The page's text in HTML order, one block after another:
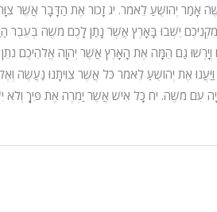
אָמַר יְהוֹשֻׁעַ לֵאמֹר. יגזָכוֹר אֶת הַדָּבָר אֲשֶׁר
יֵשְׁבוּ בָּאָרֶץ אֲשֶׁר נָתַן לָכֶם מֹשֶׁה בְּעֵבֶר
וְיָרְשׁוּ גַם הֵמָּה אֶת הָאָרֶץ אֲשֶׁר יְהוָה אֱלֹהֵיכֶם
וַיַּעֲנוּ אֶת יְהוֹשֻׁעַ לֵאמֹר כֹּל אֲשֶׁר צִוִּיתָנוּ נַעֲשֶׂה
עִם מֹשֶׁה. יח כָּל אִישׁ אֲשֶׁר יַמְרֶה אֶת פִּיךָ וְלֹא